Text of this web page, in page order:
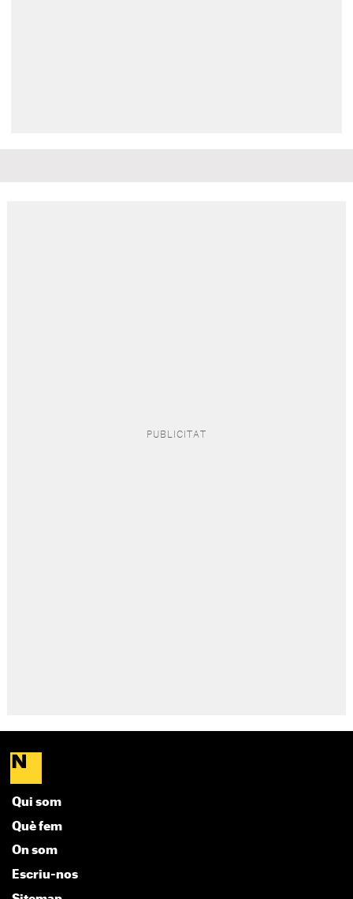
Qui som
Què fem
On som
Escriu-nos